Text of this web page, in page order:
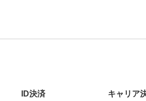
ID決済 キャリア